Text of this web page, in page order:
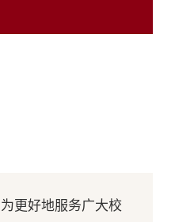
为更好地服务广大校